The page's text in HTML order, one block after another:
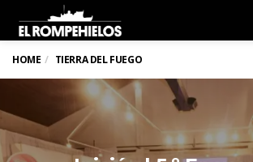
HOME TIERRA DEL FUEGO